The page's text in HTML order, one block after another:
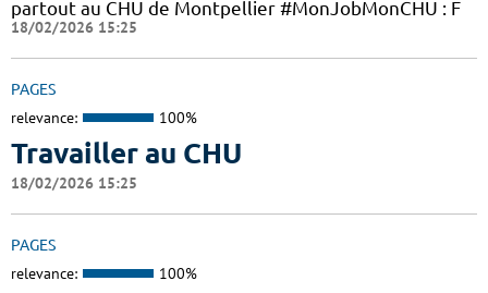
partout au CHU de Montpellier #MonJobMonCHU : F
18/02/2026 15:25
PAGES
relevance: 100%
Travailler au CHU
18/02/2026 15:25
PAGES
relevance: 100%